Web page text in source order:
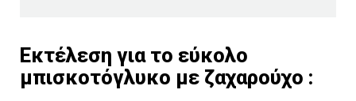
Εκτέλεση για το εύκολο
μπισκοτόγλυκο με ζαχαρούχο :